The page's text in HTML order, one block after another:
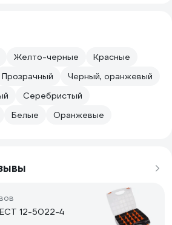
Желто-черные
Красные
Прозрачный
Черный, оранжевый
Серебристый
Белые Оранжевые
12-5022-4